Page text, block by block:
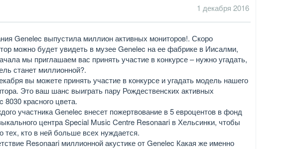
1 декабря 2016
Genelec выпустила миллион активных мониторов!. Скоро
можно будет увидеть в музее Genelec на ее фабрике в Иисалми,
мы приглашаем вас принять участие в конкурсе – нужно угадать,
станет миллионной?.
вы можете принять участие в конкурсе и угадать модель нашего
Это ваш шанс выиграть пару Рождественских активных
8030 красного цвета.
участника Genelec внесет пожертвование в 5 евроцентов в фонд
центра Special Music Centre Resonaari в Хельсинки, чтобы
тех, кто в ней больше всех нуждается.
Resonaari миллионной акустике от Genelec Какая же именно